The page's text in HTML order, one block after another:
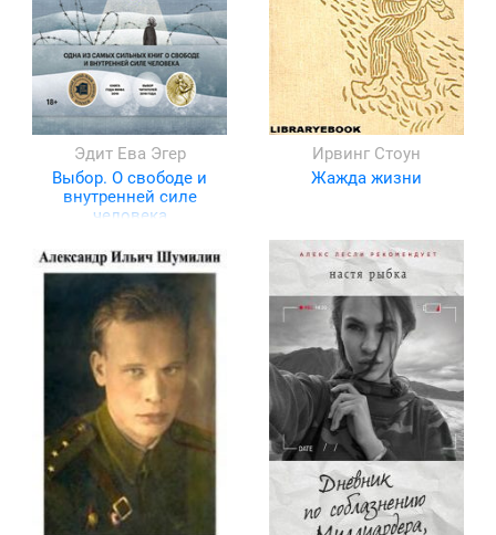
Эдит Ева Эгер
Выбор. О свободе и
внутренней силе
человека
Ирвинг Стоун
Жажда жизни